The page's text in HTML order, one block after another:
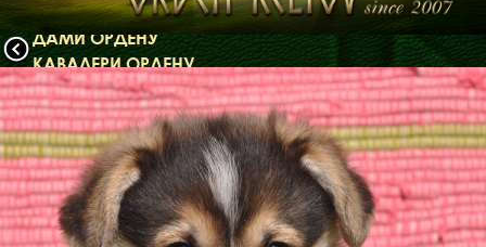
НАШІ КОРГІ
ДАМИ ОРДЕНУ
КАВАЛЕРИ ОРДЕНУ
ЩЕНЯТА
ДИТЯЧА КІМНАТА
БІБЛІОТЕКА
МІФИ
ФАКТИ
БЛОГ